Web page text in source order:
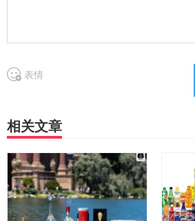
表情
相关文章